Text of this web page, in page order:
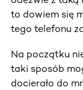
to dowiem się
tego telefonu
Na początku
taki sposób
docierało do